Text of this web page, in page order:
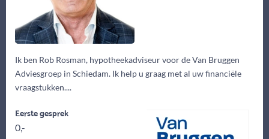
Ik ben Rob Rosman, hypotheekadviseur voor de Van Bruggen
Adviesgroep in Schiedam. Ik help u graag met al uw financiële
vraagstukken....
Eerste gesprek
0,-